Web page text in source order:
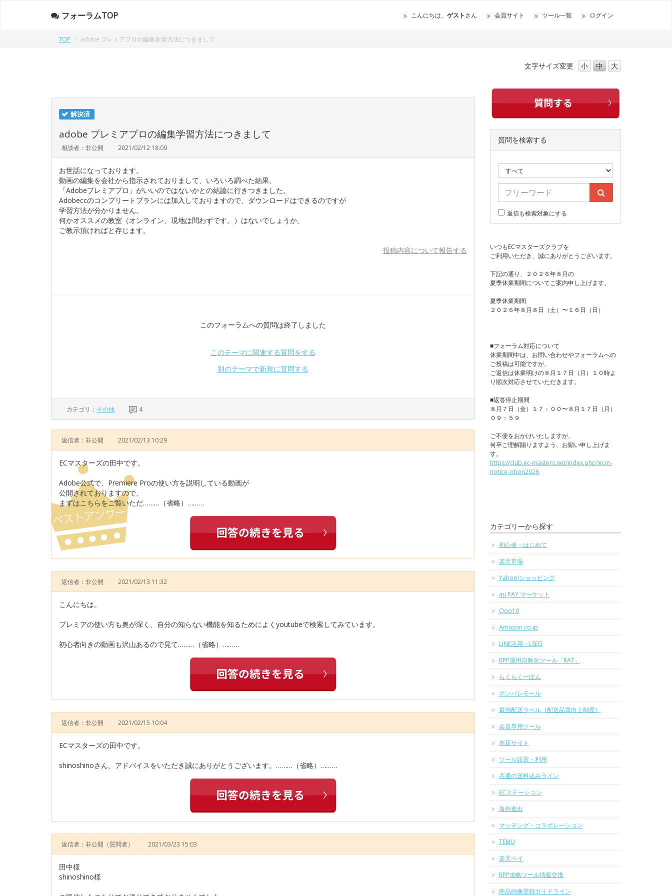
フォーラムTOP こんにちは、 ゲストさん 会員サイト ツール一覧 ログイン
TOP adobe プレミアプロの編集学習方法につきまして
文字サイズ変更 小 中 大
解決済
adobe プレミアプロの編集学習方法につきまして
相談者：非公開 2021/02/12 18:09
お世話になっております。
動画の編集を会社から指示されておりまして、いろいろ調べた結果、
「Adobeプレミアプロ」がいいのではないかとの結論に行きつきました。
Adobeccのコンプリートプランには加入しておりますので、ダウンロードはできるのですが
学習方法が分かりません。
何かオススメの教室（オンライン、現地は問わずです。）はないでしょうか。
ご教示頂ければと存じます。
投稿内容について報告する
このフォーラムへの質問は終了しました
このテーマに関連する質問をする
別のテーマで新規に質問する
カテゴリ： その他 4
返信者：非公開 2021/02/13 10:29
ECマスターズの田中です。
Adobe公式で、Premiere Proの使い方を説明している動画が
公開されておりますので、
まずはこちらをご覧いただ………（省略）………
返信者：非公開 2021/02/13 11:32
こんにちは。
プレミアの使い方も奥が深く、自分の知らない機能を知るためによくyoutubeで検索してみています。
初心者向きの動画も沢山あるので見て………（省略）………
返信者：非公開 2021/02/15 10:04
ECマスターズの田中です。
shinoshinoさん、アドバイスをいただき誠にありがとうございます。………（省略）………
返信者：非公開 （質問者） 2021/03/23 15:03
田中様
shinoshino様
質問を検索する
返信も検索対象にする
いつもECマスターズクラブを
ご利用いただき、誠にありがとうございます。
下記の通り、２０２６年８月の
夏季休業期間についてご案内申し上げます。
夏季休業期間
２０２６年８月８日（土）〜１６日（日）
■フォーラム対応について
休業期間中は、お問い合わせやフォーラムへの
ご投稿は可能ですが、
ご返信は休業明けの８月１７日（月）１０時よ
り順次対応させていただきます。
■返答停止期間
８月７日（金）１７：００〜８月１７日（月）
０９：５９
ご不便をおかけいたしますが、
何卒ご理解賜りますよう、お願い申し上げま
す。
https://club.ec-masters.net/index.php?ecm-
notice-obon2026
カテゴリーから探す
初心者・はじめて
楽天市場
Yahoo!ショッピング
au PAY マーケット
Qoo10
Amazon.co.jp
LINE活用・LSEG
RPP運用自動化ツール「RAT」
らくらくーぽん
ポンパレモール
最強配送ラベル（配送品質向上制度）
会員専用ツール
本店サイト
ツール設置・利用
共通の送料込みライン
ECステーション
海外進出
マッチング・コラボレーション
TEMU
楽天ペイ
RPP攻略ツール情報交換
商品画像登録ガイドライン